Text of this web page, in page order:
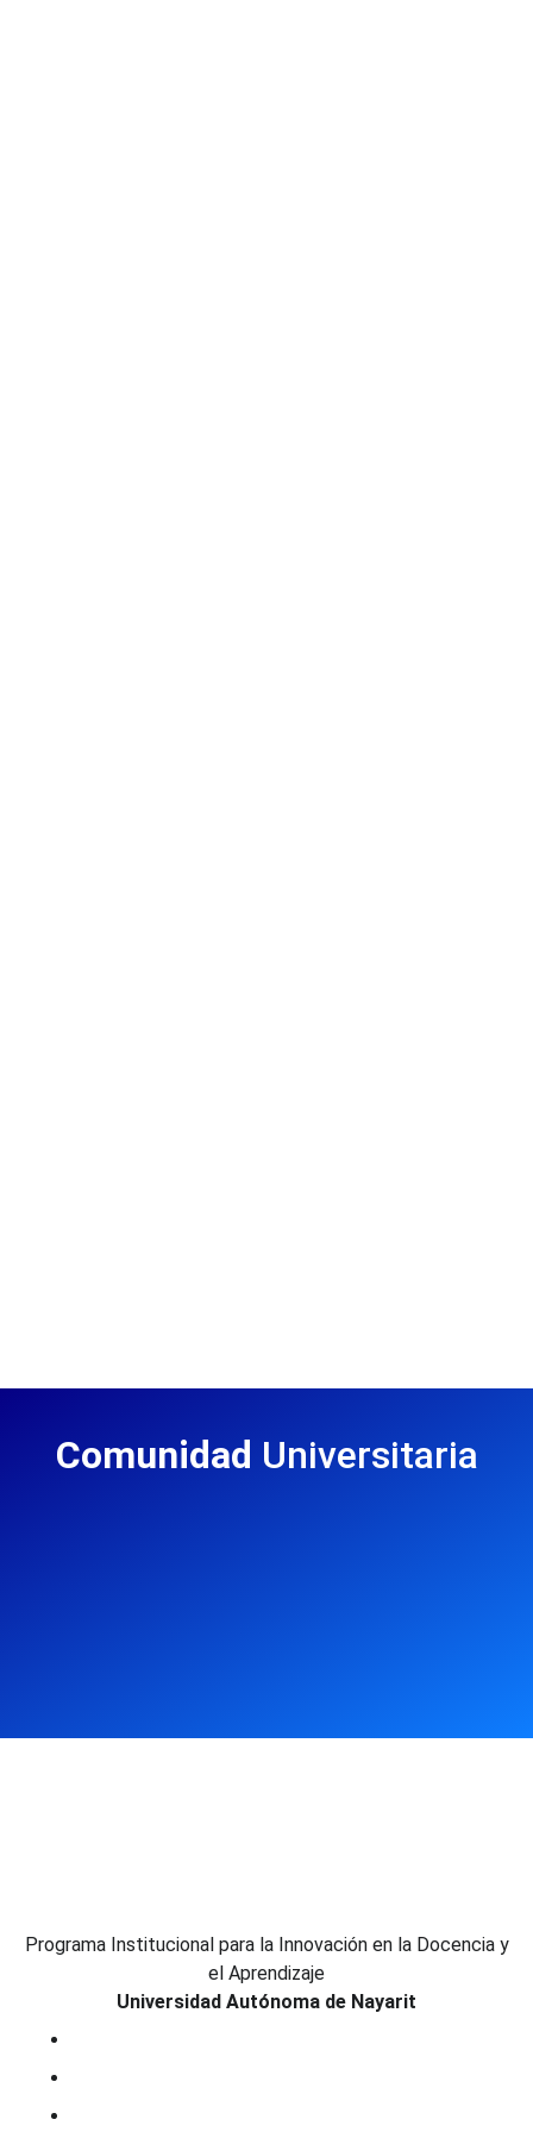
Comunidad Universitaria
Programa Institucional para la Innovación en la Docencia y
el Aprendizaje
Universidad Autónoma de Nayarit